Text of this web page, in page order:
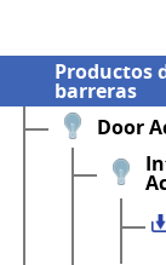
Productos
barreras
Door